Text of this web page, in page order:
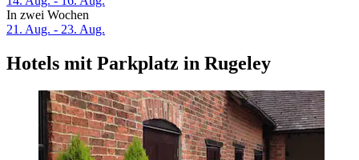
In zwei Wochen
21. Aug. - 23. Aug.
Hotels mit Parkplatz in Rugeley